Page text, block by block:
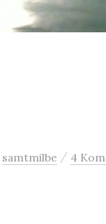
samtmilbe / 4